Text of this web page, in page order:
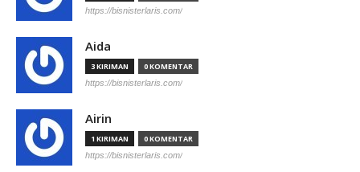
https://bisnisterlaris.com/
Aida
3 KIRIMAN 0 KOMENTAR
https://bisnisterlaris.com/
Airin
1 KIRIMAN 0 KOMENTAR
https://bisnisterlaris.com/